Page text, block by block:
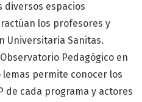
diversos espacios
los profesores y
Universitaria Sanitas.
Pedagógico en
permite conocer los
de cada programa y actores